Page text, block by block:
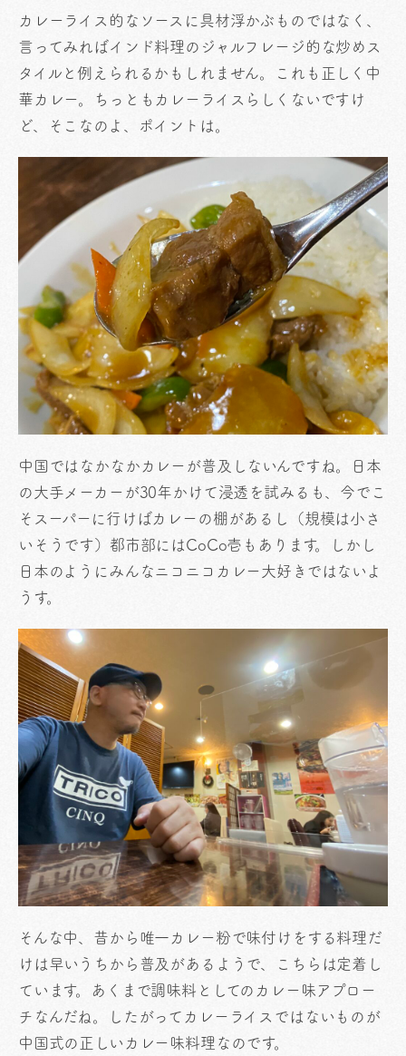
カレーライス的なソースに具材浮かぶものではなく、
言ってみればインド料理のジャルフレージ的な炒めス
タイルと例えられるかもしれません。これも正しく中
華カレー。ちっともカレーライスらしくないですけ
ど、そこなのよ、ポイントは。
中国ではなかなかカレーが普及しないんですね。日本
の大手メーカーが30年かけて浸透を試みるも、今でこ
そスーパーに行けばカレーの棚があるし（規模は小さ
いそうです）都市部にはCoCo壱もあります。しかし
日本のようにみんなニコニコカレー大好きではないよ
うす。
そんな中、昔から唯一カレー粉で味付けをする料理だ
けは早いうちから普及があるようで、こちらは定着し
ています。あくまで調味料としてのカレー味アプロー
チなんだね。したがってカレーライスではないものが
中国式の正しいカレー味料理なのです。